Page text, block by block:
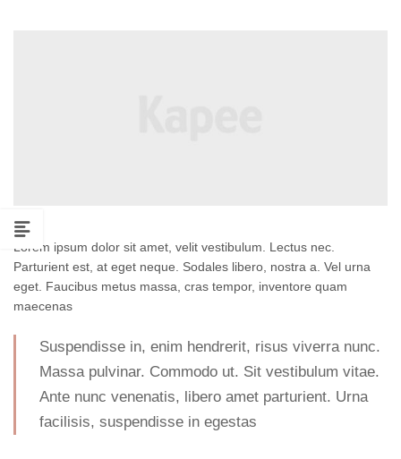
Lorem ipsum dolor sit amet, velit vestibulum. Lectus nec.
Parturient est, at eget neque. Sodales libero, nostra a. Vel urna
eget. Faucibus metus massa, cras tempor, inventore quam
maecenas
Suspendisse in, enim hendrerit, risus viverra nunc.
Massa pulvinar. Commodo ut. Sit vestibulum vitae.
Ante nunc venenatis, libero amet parturient. Urna
facilisis, suspendisse in egestas